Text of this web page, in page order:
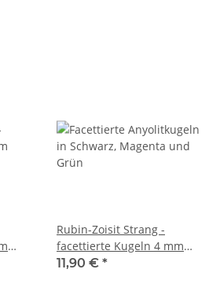
Rubin-Zoisit Strang -
facettierte Kugeln 4 mm
grün schwarz magenta, 36
11,90 € *